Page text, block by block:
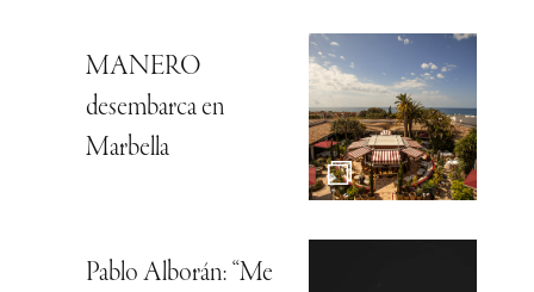
MANERO
desembarca en
Marbella
Pablo Alborán: “Me